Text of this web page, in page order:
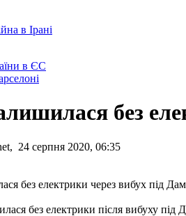
в Ірані
в ЄС
без
24 серпня 2020, 06:35
без електрики після вибуху під